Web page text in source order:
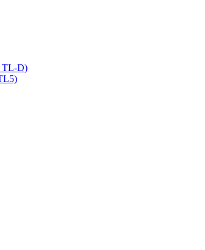
TL-D)